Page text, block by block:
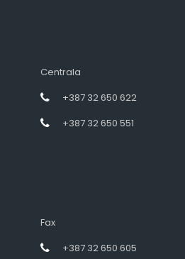
Centrala
+387 32 650 622
+387 32 650 551
Fax
+387 32 650 605